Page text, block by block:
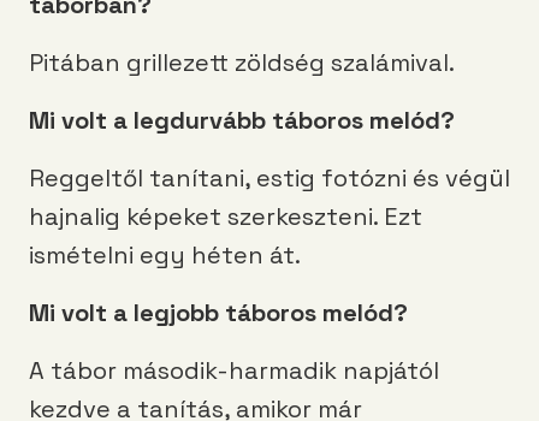
Pitában grillezett zöldség szalámival.
Mi volt a legdurvább táboros melód?
Reggeltől tanítani, estig fotózni és végül
hajnalig képeket szerkeszteni. Ezt
ismételni egy héten át.
Mi volt a legjobb táboros melód?
A tábor második-harmadik napjától
kezdve a tanítás, amikor már